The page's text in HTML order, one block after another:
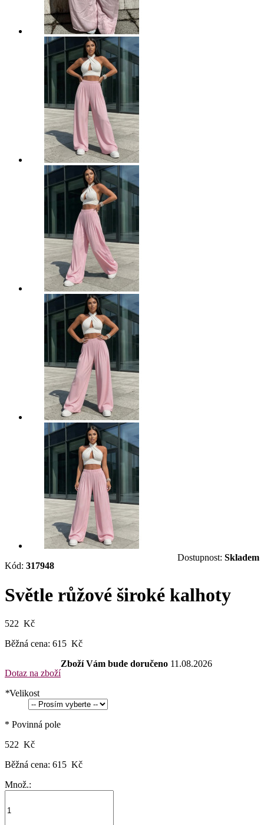
Kód: 317948
Dostupnost: Skladem
Světle růžové široké kalhoty
522 Kč
Běžná cena: 615 Kč
Dotaz na zboží
Zboží Vám bude doručeno 11.08.2026
*Velikost
* Povinná pole
522 Kč
Běžná cena: 615 Kč
Množ.: